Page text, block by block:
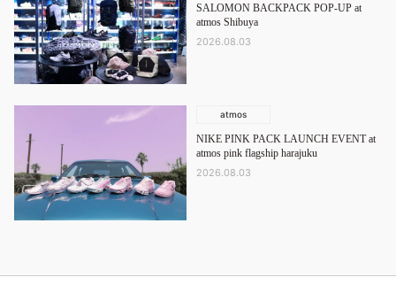
SALOMON BACKPACK POP-UP​ at
atmos Shibuya
2026.08.03
atmos
NIKE PINK PACK LAUNCH EVENT at
atmos pink flagship harajuku
2026.08.03